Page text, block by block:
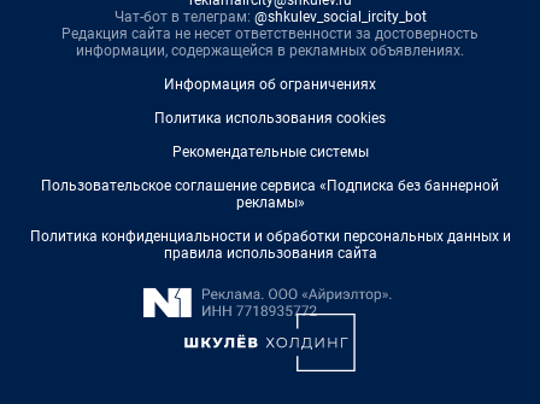
Чат-бот в телеграм: @shkulev_social_ircity_bot
Редакция сайта не несет ответственности за достоверность
информации, содержащейся в рекламных объявлениях.
Информация об ограничениях
Политика использования cookies
Рекомендательные системы
Пользовательское соглашение сервиса «Подписка без баннерной
рекламы»
Политика конфиденциальности и обработки персональных данных и
правила использования сайта